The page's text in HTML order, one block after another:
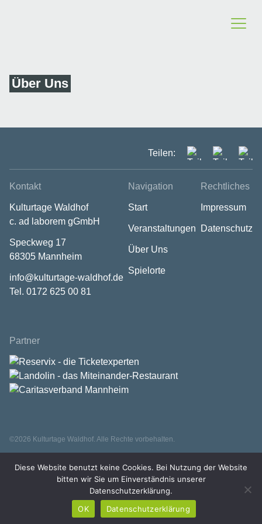
Über Uns
Teilen:
Kontakt
Kulturtage Waldhof
c. ad laborem gGmbH
Speckweg 17
68305 Mannheim
info@kulturtage-waldhof.de
Tel. 0172 625 00 81
Navigation
Start
Veranstaltungen
Über Uns
Spielorte
Rechtliches
Impressum
Datenschutz
Partner
©2026 Kulturtage Waldhof. Alle Rechte vorbehalten.
Diese Website benutzt keine Cookies. Bei Nutzung der Website
bitten wir Sie um Einverständnis unserer
Datenschutzerklärung.
OK
Datenschutzerklärung